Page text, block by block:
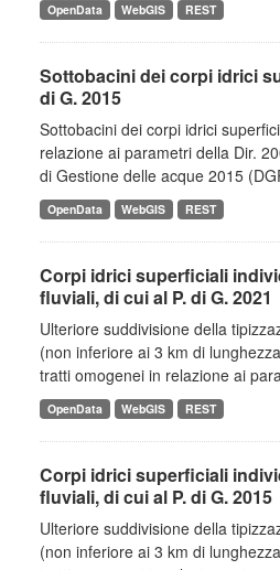
OpenData WebGIS REST
Sottobacini dei corpi idrici
di G. 2015
Sottobacini dei corpi idrici
relazione ai parametri della Dir.
di Gestione delle acque 2015
OpenData WebGIS REST
Corpi idrici superficiali
fluviali, di cui al P. di G. 2021
Ulteriore suddivisione della
(non inferiore ai 3 km di
tratti omogenei in relazione ai
OpenData WebGIS REST
Corpi idrici superficiali
fluviali, di cui al P. di G. 2015
Ulteriore suddivisione della
(non inferiore ai 3 km di